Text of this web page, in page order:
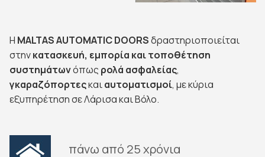
Η MALTAS AUTOMATIC DOORSδραστηριοποιείται
στηνκατασκευή, εμπορία και τοποθέτηση
συστημάτωνόπως ρολά ασφαλείας,
γκαραζόπορτεςκαιαυτοματισμοί, με κύρια
εξυπηρέτηση σε Λάρισα και Βόλο.
πάνω από 25 χρόνια